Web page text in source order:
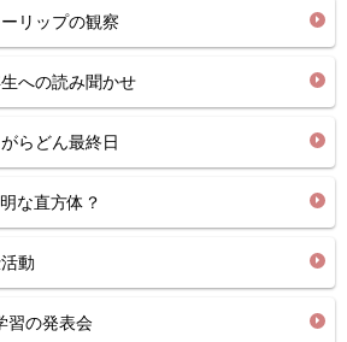
リップの観察
への読み聞かせ
らどん最終日
な直方体？
動
の発表会